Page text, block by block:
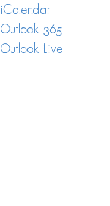
iCalendar
Outlook 365
Outlook Live